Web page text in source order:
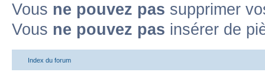
Vous ne pouvez pas supprimer
Vous ne pouvez pas insérer de
Index du forum